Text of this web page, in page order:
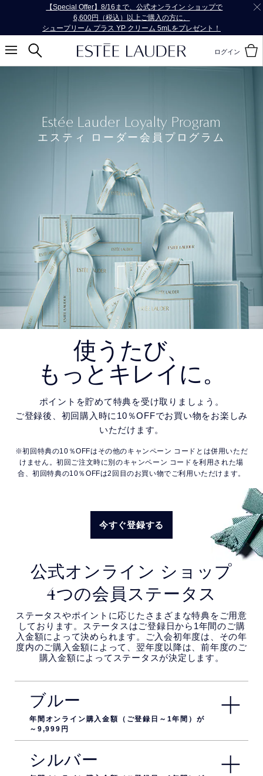
【Special Offer】8/16まで、公式オンライン ショップで
6,600円（税込）以上ご購入の方に、
シュープリーム プラス YP クリーム 5mLをプレゼント！
ログイン
Estée Lauder Loyalty Program
エスティ ローダー会員プログラム
使うたび、
もっとキレイに。
ポイントを貯めて特典を受け取りましょう。
ご登録後、初回購入時に10％OFFでお買い物をお楽しみ
いただけます。
※初回特典の10％OFFはその他のキャンペーン コードとは併用いただ
けません。初回ご注文時に別のキャンペーン コードを利用された場
合、初回特典の10％OFFは2回目のお買い物でご利用いただけます。
今すぐ登録する
公式オンライン ショップ
4つの会員ステータス
ステータスやポイントに応じたさまざまな特典をご用意
しております。ステータスはご登録日から1年間のご購
入金額によって決められます。ご入会初年度は、その年
度内のご購入金額によって、翌年度以降は、前年度のご
購入金額によってステータスが決定します。
ブルー
年間オンライン購入金額（ご登録日～1年間）が
～9,999円
シルバー